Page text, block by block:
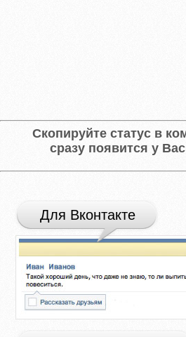
Скопируйте статус в
сразу появится у
Для Вконтакте